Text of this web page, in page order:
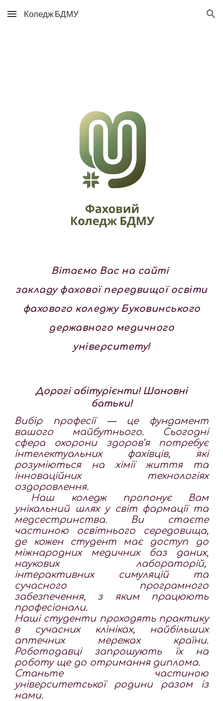
Skip to main content Skip to navigation
Коледж БДМУ
Вітаємо Вас на сайті
закладу фахової передвищоїосвіти
фахового коледжу Буковинського
державного медичного
університету!
Дорогі абітурієнти! Шановні
батьки!
Вибір професії — це фундамент
вашого майбутнього. Сьогодні
сфера охорони здоров’я потребує
інтелектуальних фахівців, які
розуміються на хімії життя та
інноваційних технологіях
оздоровлення.
Наш коледж пропонує Вам
унікальний шлях у світ фармації та
медсестринства. Ви стаєте
частиною освітнього середовища,
де кожен студент має доступ до
міжнародних медичних баз даних,
наукових лабораторій,
інтерактивних симуляцій та
сучасного програмного
забезпечення, з яким працюють
професіонали.
Наші студенти проходять практику
в сучасних клініках, найбільших
аптечних мережах країни.
Роботодавці запрошують їх на
роботу ще до отримання диплома.
Станьте частиною
університетської родини разом із
нами.